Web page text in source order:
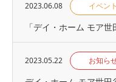
2023.06.08 イベント
「デイ・ホーム モア
2023.05.22 お知ら